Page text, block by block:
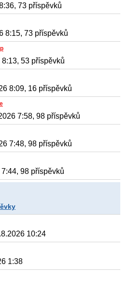
73 příspěvků
8:15, 73 příspěvků
53 příspěvků
8:09, 16 příspěvků
7:58, 98 příspěvků
7:48, 98 příspěvků
98 příspěvků
10:24
1:38